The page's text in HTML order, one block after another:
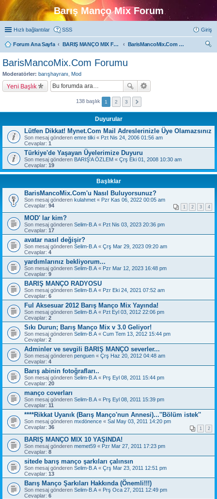
Barış Manço Mix Forum
Hızlı bağlantılar SSS Giriş
Forum Ana Sayfa BARIŞ MANÇO MIX FORUMLARI
BarisMancoMix.Com Forumu
BarisMancoMix.Com Forumu
Moderatörler: barışhayranı Mod
Yeni Başlık
138 başlık 1 2 3
Duyurular
Lütfen Dikkat! Mynet.Com Mail Adreslerinizle Üye Olamazsınız
Son mesaj gönderen emre tilki « Pzt Nis 24, 2006 01:56 am
Cevaplar: 1
Türkiye'de Yaşayan Üyelerimize Duyuru
Son mesaj gönderen BARIŞ'A ÖZLEM « Çrş Eki 01, 2008 10:30 am
Cevaplar: 19
Başlıklar
BarisMancoMix.Com'u Nasıl Buluyorsunuz?
Son mesaj gönderen kulahmet « Pzr Kas 06, 2022 00:05 am
Cevaplar: 94 1 2 3 4
MOD' lar kim?
Son mesaj gönderen Selim-B.A « Pzt Nis 03, 2023 20:36 pm
Cevaplar: 17
avatar nasıl değişir?
Son mesaj gönderen Selim-B.A « Çrş Mar 29, 2023 09:20 am
Cevaplar: 4
yardımlarınız bekliyorum...
Son mesaj gönderen Selim-B.A « Pzr Mar 12, 2023 16:48 pm
Cevaplar: 9
BARIŞ MANÇO RADYOSU
Son mesaj gönderen Selim-B.A « Pzr Eki 24, 2021 07:52 am
Cevaplar: 6
Ful Aksesuar 2012 Barış Manço Mix Yayında!
Son mesaj gönderen Selim-B.A « Pzt Eyl 03, 2012 22:06 pm
Cevaplar: 2
Sıkı Durun; Barış Manço Mix v 3.0 Geliyor!
Son mesaj gönderen Selim-B.A « Cum Tem 13, 2012 15:44 pm
Cevaplar: 2
Adminler ve sevgili BARIŞ MANÇO severler...
Son mesaj gönderen penguen « Çrş Haz 20, 2012 04:48 am
Cevaplar: 4
Barış abinin fotoğrafları..
Son mesaj gönderen Selim-B.A « Prş Eyl 08, 2011 15:44 pm
Cevaplar: 20
manço coverları
Son mesaj gönderen Selim-B.A « Prş Eyl 08, 2011 15:39 pm
Cevaplar: 11
****Rikkat Uyanık (Barış Manço'nun Annesi)...''Bölüm istek''
Son mesaj gönderen mxdönence « Sal May 03, 2011 14:20 pm
Cevaplar: 36 1 2
BARIŞ MANÇO MIX 10 YAŞINDA!
Son mesaj gönderen memet59 « Pzr Mar 27, 2011 17:23 pm
Cevaplar: 8
sitede barış manço şarkıları çalınsın
Son mesaj gönderen Selim-B.A « Çrş Mar 23, 2011 12:51 pm
Cevaplar: 13
Barış Manço Şarkıları Hakkında (Önemli!!!)
Son mesaj gönderen Selim-B.A « Prş Oca 27, 2011 12:49 pm
Cevaplar: 6